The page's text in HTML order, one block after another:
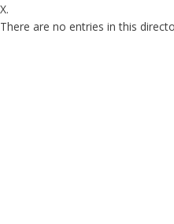
X.
There are no entries in this